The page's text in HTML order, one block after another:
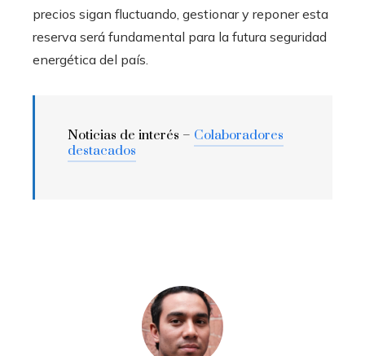
precios sigan fluctuando, gestionar y reponer esta
reserva será fundamental para la futura seguridad
energética del país.
Noticias de interés – Colaboradores
destacados